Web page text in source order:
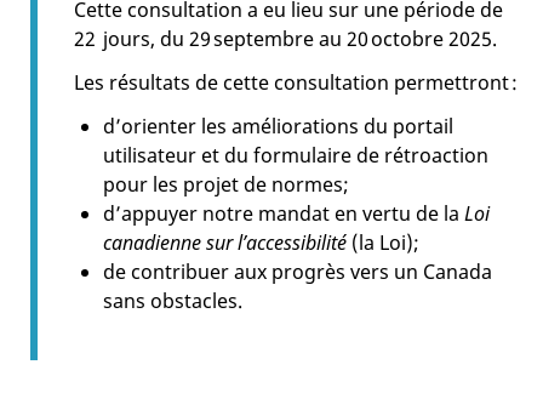
Cette consultation a eu lieu sur une période de
22 jours, du 29 septembre au 20 octobre 2025.
Les résultats de cette consultation permettront :
d’orienter les améliorations du portail
utilisateur et du formulaire de rétroaction
pour les projet de normes;
d’appuyer notre mandat en vertu de la Loi
canadienne sur l’accessibilité (la Loi);
de contribuer aux progrès vers un Canada
sans obstacles.